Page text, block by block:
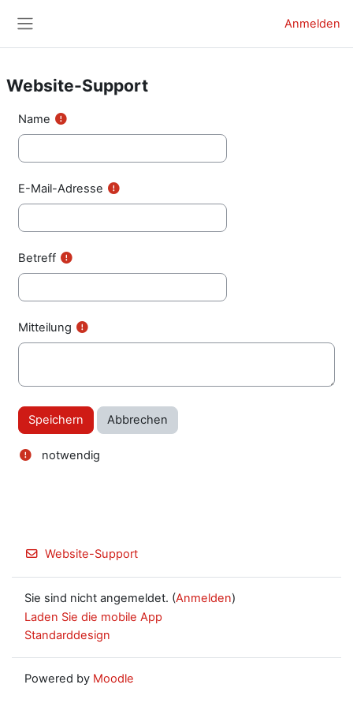
Anmelden
Website-Support
Name
E-Mail-Adresse
Betreff
Mitteilung
notwendig
Website-Support
Sie sind nicht angemeldet. (Anmelden)
Laden Sie die mobile App
Standarddesign
Powered by Moodle